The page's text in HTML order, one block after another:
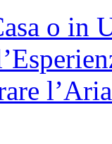
o in